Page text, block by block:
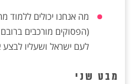
מה אנחנו יכולים ללמוד
(הפסוקים מורכבים
לעם ישראל ושעליו לבצע
מבט שני